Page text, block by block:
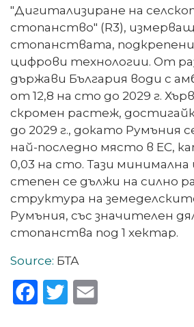
"Дигитализиране на
стопанство" (R3),
стопанствата, подкрепени
цифрови технологии. От
държави България води с
от 12,8 на сто до 2029 г.
скромен растеж,
до 2029 г., докато Румъния
най-последно място в ЕС,
0,03 на сто. Тази минимална
степен се дължи на силно
структура на
Румъния, със значителен
стопанства под 1 хектар.
Source: БТА
Facebook
Twitter